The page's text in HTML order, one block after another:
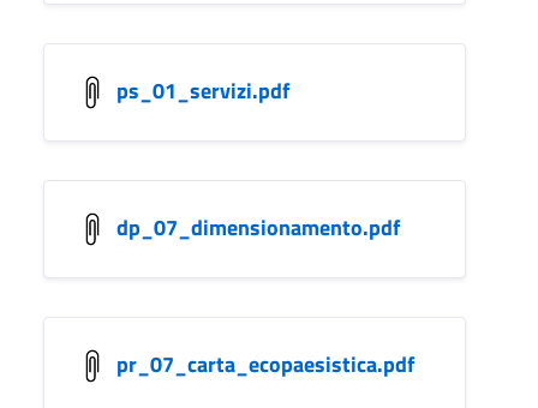
ps_01_servizi.pdf
dp_07_dimensionamento.pdf
pr_07_carta_ecopaesistica.pdf